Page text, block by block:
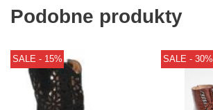
Podobne produkty
SALE - 15% SALE - 30%